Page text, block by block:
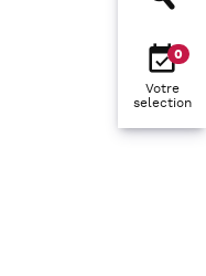
0
Votre
selection